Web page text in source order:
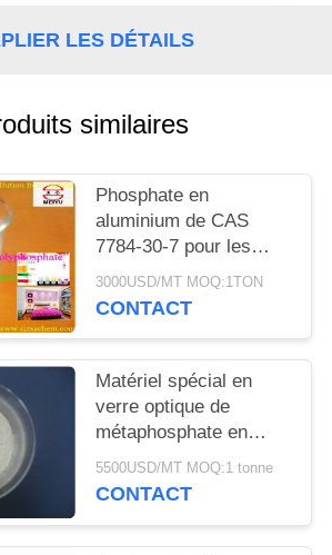
LES DÉTAILS
similaires
Phosphate en
aluminium de CAS
7784-30-7 pour les
fours à hautes
températures
3000USD/MT MOQ:1TON
CONTACT
Matériel spécial en
verre optique de
métaphosphate en
aluminium de CAS
13776-88-0
5500USD/MT MOQ:1 tonne
CONTACT